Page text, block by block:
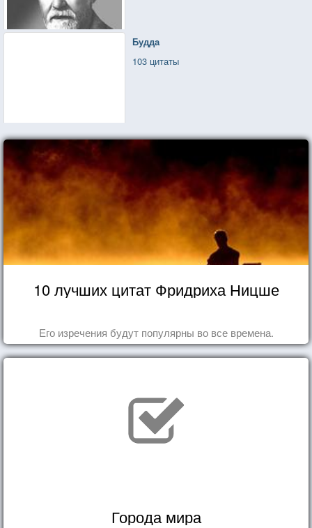
Будда
103 цитаты
10 лучших цитат Фридриха Ницше
Его изречения будут популярны во все времена.
Города мира